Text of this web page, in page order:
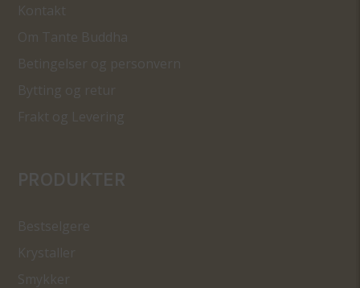
Kontakt
Om Tante Buddha
Betingelser og personvern
Bytting og retur
Frakt og Levering
PRODUKTER
Bestselgere
Krystaller
Smykker